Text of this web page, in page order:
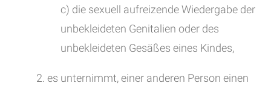
c) die sexuell aufreizende Wiedergabe der
unbekleideten Genitalien oder des
unbekleideten Gesäßes eines Kindes,
2. es unternimmt, einer anderen Person einen